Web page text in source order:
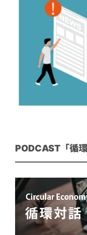
PODCAST「循